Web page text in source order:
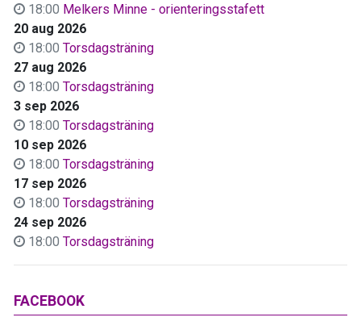
18:00 Melkers Minne - orienteringsstafett
20 aug 2026
18:00 Torsdagsträning
27 aug 2026
18:00 Torsdagsträning
3 sep 2026
18:00 Torsdagsträning
10 sep 2026
18:00 Torsdagsträning
17 sep 2026
18:00 Torsdagsträning
24 sep 2026
18:00 Torsdagsträning
FACEBOOK